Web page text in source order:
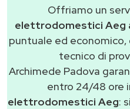
Offriamo un
elettrodomestici Aeg
puntuale ed
tecnico di
Archimede Padova
entro 24/48 ore
elettrodomestici Aeg: